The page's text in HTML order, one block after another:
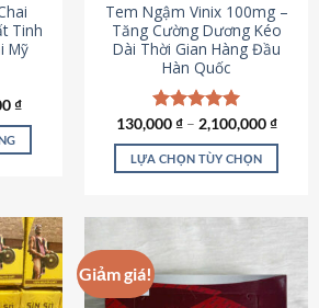
Tinh
Mỹ
₫.
₫Giá
tại
Tem Ngậm Vinix 100mg –
Tăng Cường Dương Kéo
Dài Thời Gian Hàng Đầu
Hàn Quốc
Được xếp
hạng5.00
5 sao
130,000₫– 2,100,000₫
LỰA CHỌN TÙY CHỌN
nhiều
biến
Giảm giá!